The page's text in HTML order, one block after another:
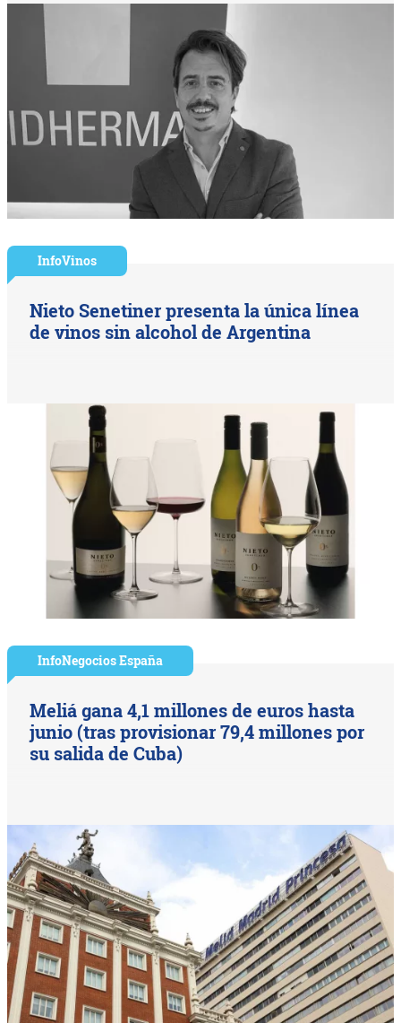
InfoVinos
Nieto Senetiner presenta la única línea
de vinos sin alcohol de Argentina
InfoNegocios España
Meliá gana 4,1 millones de euros hasta
junio (tras provisionar 79,4 millones por
su salida de Cuba)